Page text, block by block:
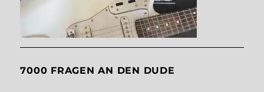
7000 FRAGEN AN DEN DUDE